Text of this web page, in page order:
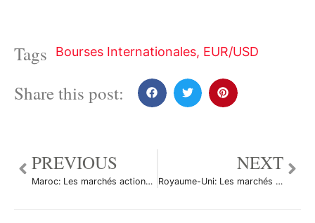
Tags Bourses Internationales, EUR/USD
Share this post:
PREVIOUS
Maroc: Les marchés actions finissent en baisse; l’indice Moroccan All Shares recule de 0,06%
NEXT
Royaume-Uni: Les marchés actions finissent en baisse; l’indice Investing.com Royaume-Uni 100 recule de 0,59%